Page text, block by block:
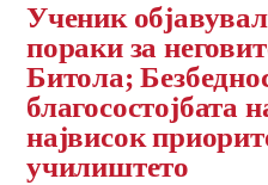
Ученик
пораки за
Битола;
благосостојбата
највисок
училиштето